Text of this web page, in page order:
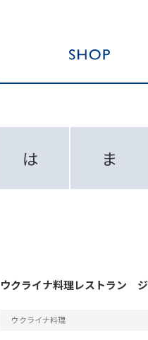
は ま
ウクライナ料理レストラン
ウクライナ料理